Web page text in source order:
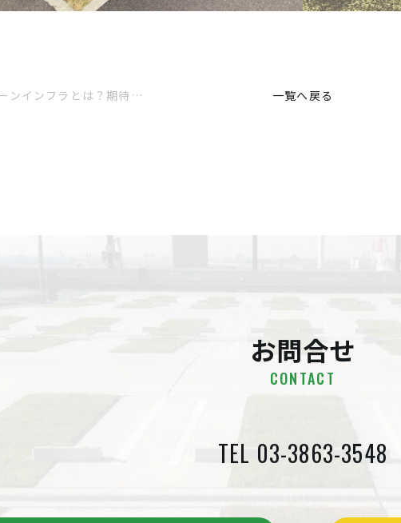
グリーンインフラとは？期待されることや具体的な取り組みについて解説します 一覧へ戻る
お問合せ
CONTACT
TEL 03-3863-3548